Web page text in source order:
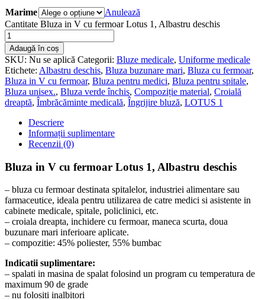
Marime
Anulează
Cantitate Bluza in V cu fermoar Lotus 1, Albastru deschis
Adaugă în coș
SKU: Nu se aplică Categorii: Bluze medicale, Uniforme medicale
Etichete: Albastru deschis, Bluza buzunare mari, Bluza cu fermoar,
Bluza in V cu fermoar, Bluza pentru medici, Bluza pentru spitale,
Bluza unisex., Bluza verde închis, Compoziție material, Croială
dreaptă, Îmbrăcăminte medicală, Îngrijire bluză, LOTUS 1
Descriere
Informații suplimentare
Recenzii (0)
Bluza in V cu fermoar Lotus 1, Albastru deschis
– bluza cu fermoar destinata spitalelor, industriei alimentare sau
farmaceutice, ideala pentru utilizarea de catre medici si asistente in
cabinete medicale, spitale, policlinici, etc.
– croiala dreapta, inchidere cu fermoar, maneca scurta, doua
buzunare mari inferioare aplicate.
– compozitie: 45% poliester, 55% bumbac
Indicatii suplimentare:
– spalati in masina de spalat folosind un program cu temperatura de
maximum 90 de grade
– nu folositi inalbitori